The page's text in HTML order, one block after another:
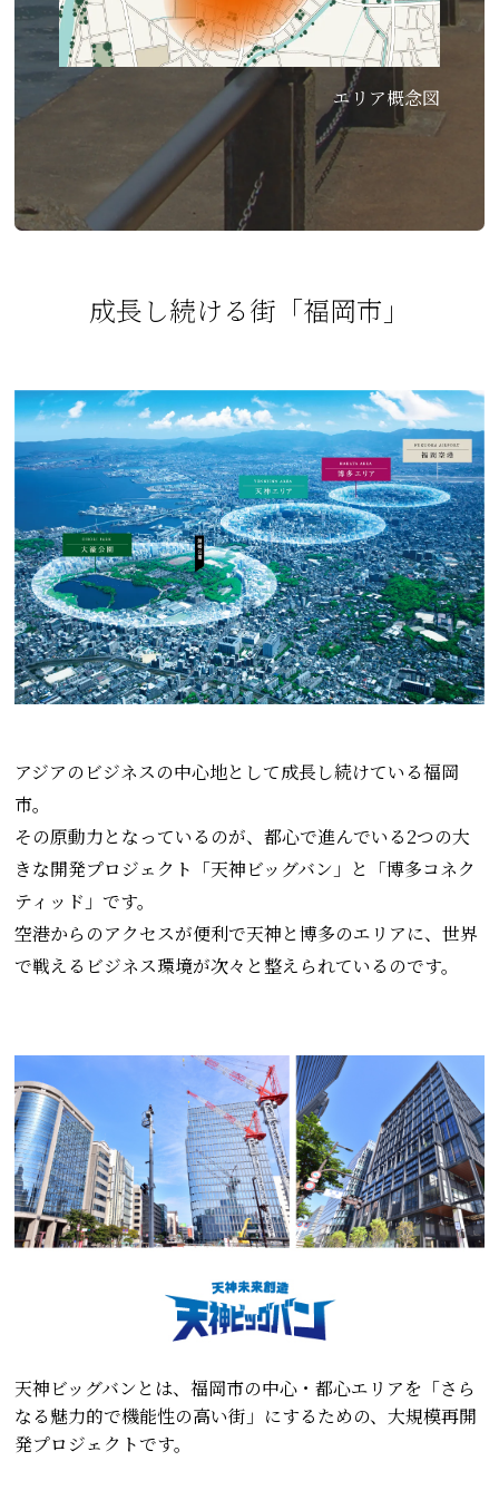
エリア概念図
成長し続ける街「福岡市」
アジアのビジネスの中心地として成長し続けている福岡
市。
その原動力となっているのが、都心で進んでいる2つの大
きな開発プロジェクト「天神ビッグバン」と「博多コネク
ティッド」です。
空港からのアクセスが便利で天神と博多のエリアに、世界
で戦えるビジネス環境が次々と整えられているのです。
天神ビッグバンとは、福岡市の中心・都心エリアを「さら
なる魅力的で機能性の高い街」にするための、大規模再開
発プロジェクトです。